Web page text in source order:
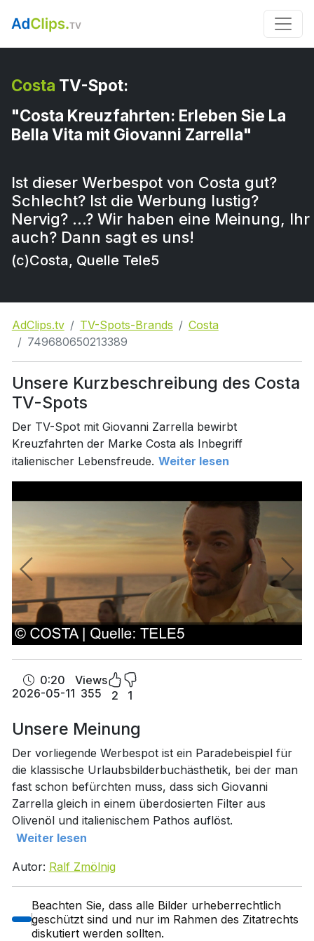
Costa TV-Spot:
"Costa Kreuzfahrten: Erleben Sie La
Bella Vita mit Giovanni Zarrella"
Ist dieser Werbespot von Costa gut?
Schlecht? Ist die Werbung lustig?
Nervig? …? Wir haben eine Meinung, Ihr
auch? Dann sagt es uns!
(c)Costa, Quelle Tele5
AdClips.tv TV-Spots-Brands
Costa
749680650213389
Unsere Kurzbeschreibung des Costa
TV-Spots
Der TV-Spot mit Giovanni Zarrella bewirbt
Kreuzfahrten der Marke Costa als Inbegriff
italienischer Lebensfreude. Weiter lesen
0:20
2026-05-11
Views
355
2 1
Unsere Meinung
Der vorliegende Werbespot ist ein Paradebeispiel für
die klassische Urlaubsbilderbuchästhetik, bei der man
fast schon befürchten muss, dass sich Giovanni
Zarrella gleich in einem überdosierten Filter aus
Olivenöl und italienischem Pathos auflöst.
Weiter lesen
Autor: Ralf Zmölnig
Beachten Sie, dass alle Bilder urheberrechtlich
geschützt sind und nur im Rahmen des Zitatrechts
diskutiert werden sollten.